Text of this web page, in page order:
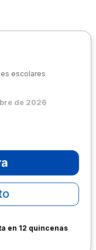
escolares
de 2026
en 12 quincenas